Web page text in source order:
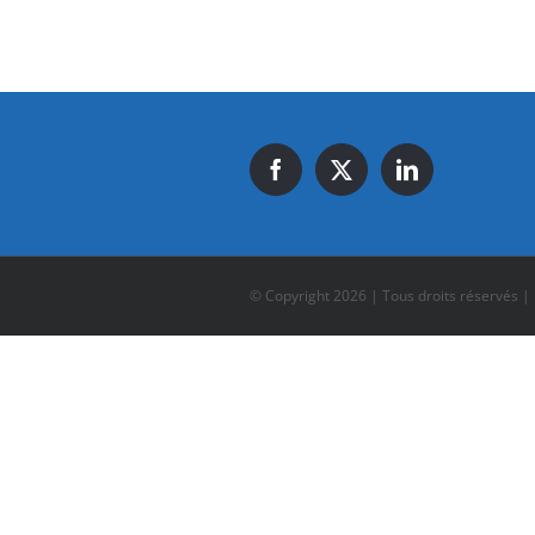
© Copyright 2026 | Tous droits réservés |